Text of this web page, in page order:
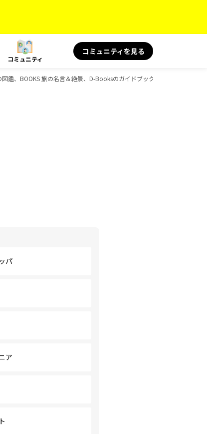
コミュニティ
コミュニティを見る
、BOOKS 旅の名言＆絶景、D-Booksのガイドブック一覧
パ
ア